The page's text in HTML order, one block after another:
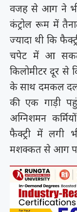
वजह से आग ने
कंट्रोल रूम में
ज्यादा थी कि
चपेट में आ
किलोमीटर दूर से
के साथ दमकल दल
की एक गाड़ी
अग्निशमन
फैक्ट्री में लगी
मशक्कत से आग पर